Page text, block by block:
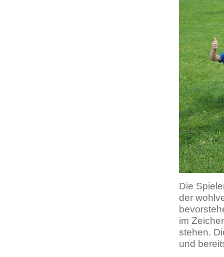
Die
der
im
stehen.
und